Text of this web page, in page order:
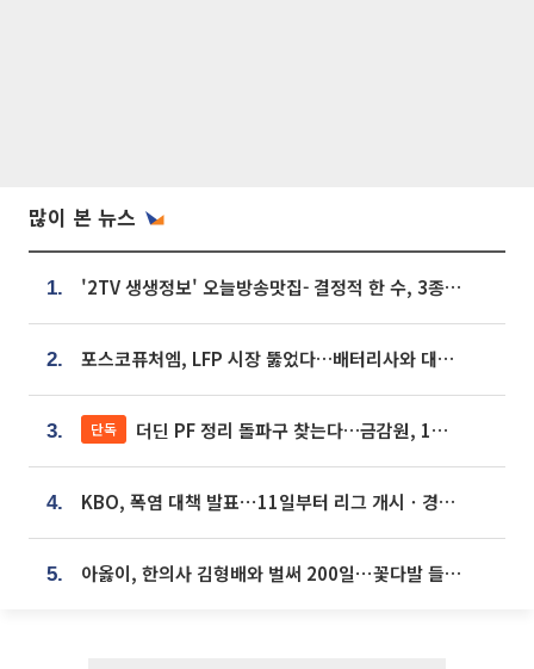
많이 본 뉴스
1. '2TV 생생정보' 오늘방송맛집- 결정적 한 수, 3종 메밀면! 메밀 소바 맛집 '의○○○○'
2. 포스코퓨처엠, LFP 시장 뚫었다…배터리사와 대규모 장기 공급 합의
3. 단독 더딘 PF 정리 돌파구 찾는다…금감원, 1년 반 만에 매각설명회 재개
4. KBO, 폭염 대책 발표⋯11일부터 리그 개시ㆍ경기 오후 7시 시작
5. 아옳이, 한의사 김형배와 벌써 200일⋯꽃다발 들고 "프러포즈 아냐"